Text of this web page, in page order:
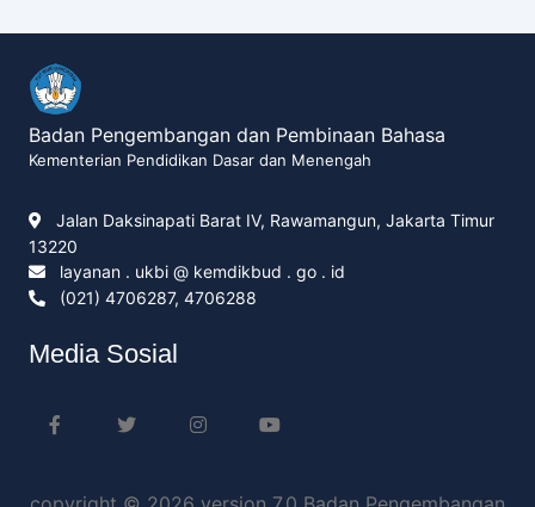
Badan Pengembangan dan Pembinaan Bahasa
Kementerian Pendidikan Dasar dan Menengah
Jalan Daksinapati Barat IV, Rawamangun, Jakarta Timur
13220
layanan . ukbi @ kemdikbud . go . id
(021) 4706287, 4706288
Media Sosial